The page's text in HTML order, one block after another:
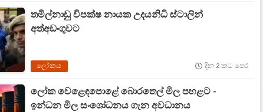
තමිල්නාඩු විපක්ෂ නායක උදයනිධි ස්ටාලින්
අත්අඩංගුවට
ලෝකය දින 2 කට පෙර
ලෝක වෙළෙඳපොළේ බොරතෙල් මිල පහළට -
ඉන්ධන මිල සංශෝධනය ගැන අවධානය